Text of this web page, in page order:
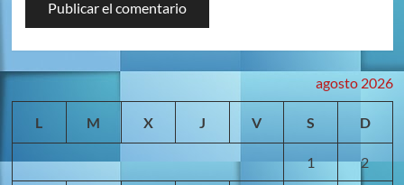
agosto 2026
L M X J V S D
1 2